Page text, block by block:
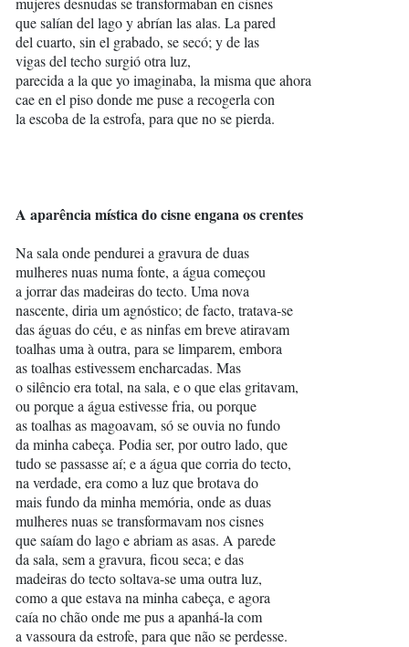
que salían del lago y abrían las alas. La pared
del cuarto, sin el grabado, se secó; y de las
vigas del techo surgió otra luz,
parecida a la que yo imaginaba, la misma que ahora
cae en el piso donde me puse a recogerla con
la escoba de la estrofa, para que no se pierda.
A aparência mística do cisne engana os crentes
Na sala onde pendurei a gravura de duas
mulheres nuas numa fonte, a água começou
a jorrar das madeiras do tecto. Uma nova
nascente, diria um agnóstico; de facto, tratava-se
das águas do céu, e as ninfas em breve atiravam
toalhas uma à outra, para se limparem, embora
as toalhas estivessem encharcadas. Mas
o silêncio era total, na sala, e o que elas gritavam,
ou porque a água estivesse fria, ou porque
as toalhas as magoavam, só se ouvia no fundo
da minha cabeça. Podia ser, por outro lado, que
tudo se passasse aí; e a água que corria do tecto,
na verdade, era como a luz que brotava do
mais fundo da minha memória, onde as duas
mulheres nuas se transformavam nos cisnes
que saíam do lago e abriam as asas. A parede
da sala, sem a gravura, ficou seca; e das
madeiras do tecto soltava-se uma outra luz,
como a que estava na minha cabeça, e agora
caía no chão onde me pus a apanhá-la com
a vassoura da estrofe, para que não se perdesse.